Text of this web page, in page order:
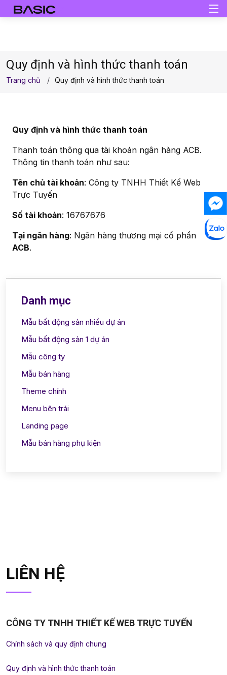
Quy định và hình thức thanh toán
Trang chủ Quy định và hình thức thanh toán
Quy định và hình thức thanh toán
Thanh toán thông qua tài khoản ngân hàng ACB.
Thông tin thanh toán như sau:
Tên chủ tài khoản: Công ty TNHH Thiết Kế Web
Trực Tuyến
Số tài khoản: 16767676
Tại ngân hàng: Ngân hàng thương mại cổ phần
ACB.
Danh mục
Mẫu bất động sản nhiều dự án
Mẫu bất động sản 1 dự án
Mẫu công ty
Mẫu bán hàng
Theme chính
Menu bên trái
Landing page
Mẫu bán hàng phụ kiện
LIÊN HỆ
CÔNG TY TNHH THIẾT KẾ WEB TRỰC TUYẾN
Chính sách và quy định chung
Quy định và hình thức thanh toán